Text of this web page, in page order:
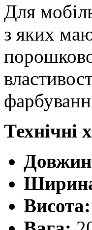
Для
з яких
Технічні
Висота: